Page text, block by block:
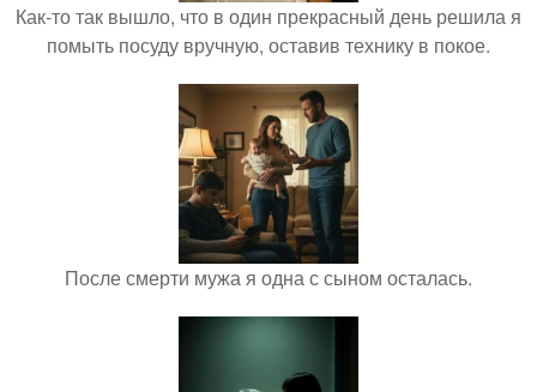
Как-то так вышло, что в один прекрасный день решила я
помыть посуду вручную, оставив технику в покое.
После смерти мужа я одна с сыном осталась.